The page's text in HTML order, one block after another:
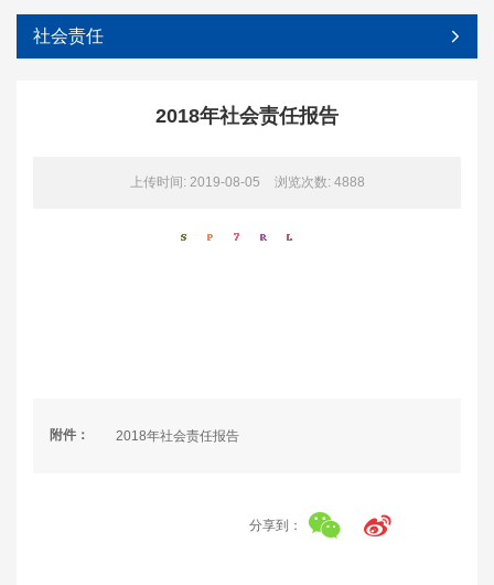
社会责任
2018年社会责任报告
上传时间: 2019-08-05 浏览次数: 4888
附件： 2018年社会责任报告
分享到：